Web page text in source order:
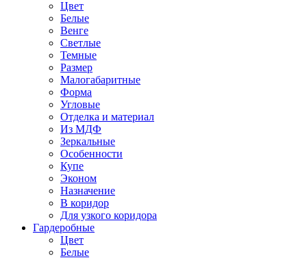
Цвет
Белые
Венге
Светлые
Темные
Размер
Малогабаритные
Форма
Угловые
Отделка и материал
Из МДФ
Зеркальные
Особенности
Купе
Эконом
Назначение
В коридор
Для узкого коридора
Гардеробные
Цвет
Белые